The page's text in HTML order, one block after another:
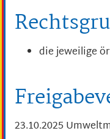
die jeweilige
23.10.2025